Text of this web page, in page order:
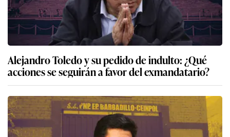
Alejandro Toledo y su pedido de indulto: ¿Qué
acciones se seguirán a favor del exmandatario?